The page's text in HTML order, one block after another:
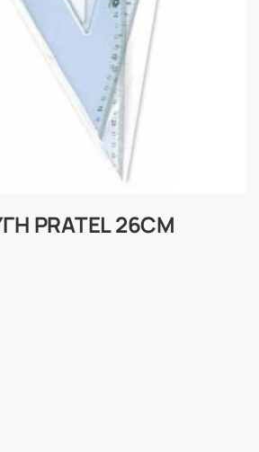
PRATEL 26CM